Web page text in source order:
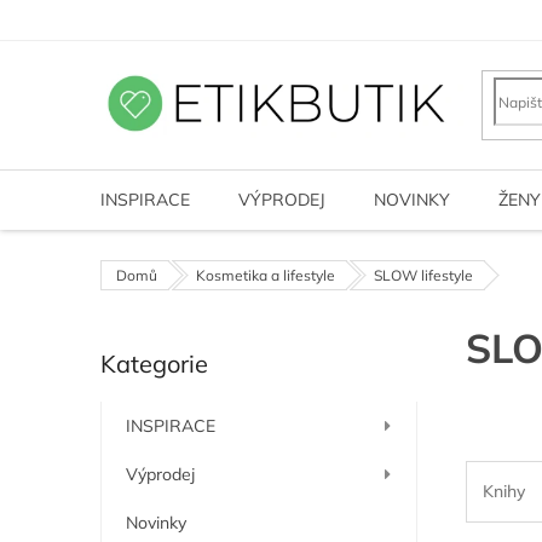
INSPIRACE VÝPRODEJ NOVINKY ŽENY
Domů Kosmetika a lifestyle SLOW lifestyle
o
Přeskočit
kategorie
Kategorie
INSPIRACE
Výprodej
Novinky
Knihy